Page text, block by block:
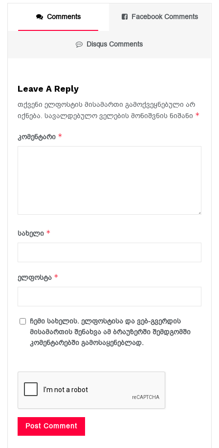
Comments Facebook Comments
Disqus Comments
Leave A Reply
თქვენი ელფოსტის მისამართი გამოქვეყნებული არ
იქნება. სავალდებულო ველების მონიშვნის ნიშანი *
კომენტარი *
სახელი *
ელფოსტა *
ჩემი სახელის. ელფოსტისა და ვებ-გვერდის
მისამართის შენახვა ამ ბრაუზერში შემდგომში
კომენტარებში გამოსაყენებლად.